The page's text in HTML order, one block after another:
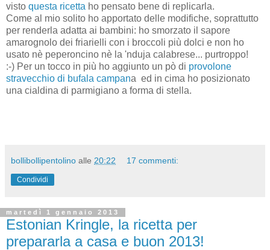
visto questa ricetta ho pensato bene di replicarla.
Come al mio solito ho apportato delle modifiche, soprattutto
per renderla adatta ai bambini: ho smorzato il sapore
amarognolo dei friarielli con i broccoli più dolci e non ho
usato nè peperoncino nè la 'nduja calabrese... purtroppo!
:-) Per un tocco in più ho aggiunto un pò di provolone
stravecchio di bufala campana ed in cima ho posizionato
una cialdina di parmigiano a forma di stella.
bollibollipentolino alle 20:22 17 commenti:
Condividi
martedì 1 gennaio 2013
Estonian Kringle, la ricetta per
prepararla a casa e buon 2013!